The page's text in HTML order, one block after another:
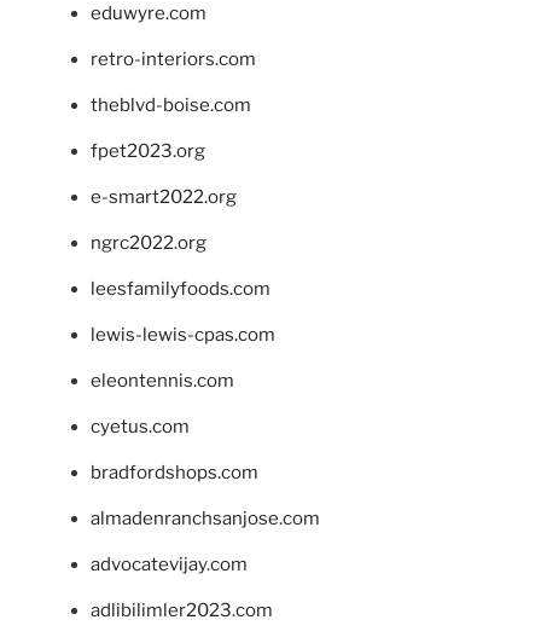
eduwyre.com
retro-interiors.com
theblvd-boise.com
fpet2023.org
e-smart2022.org
ngrc2022.org
leesfamilyfoods.com
lewis-lewis-cpas.com
eleontennis.com
cyetus.com
bradfordshops.com
almadenranchsanjose.com
advocatevijay.com
adlibilimler2023.com